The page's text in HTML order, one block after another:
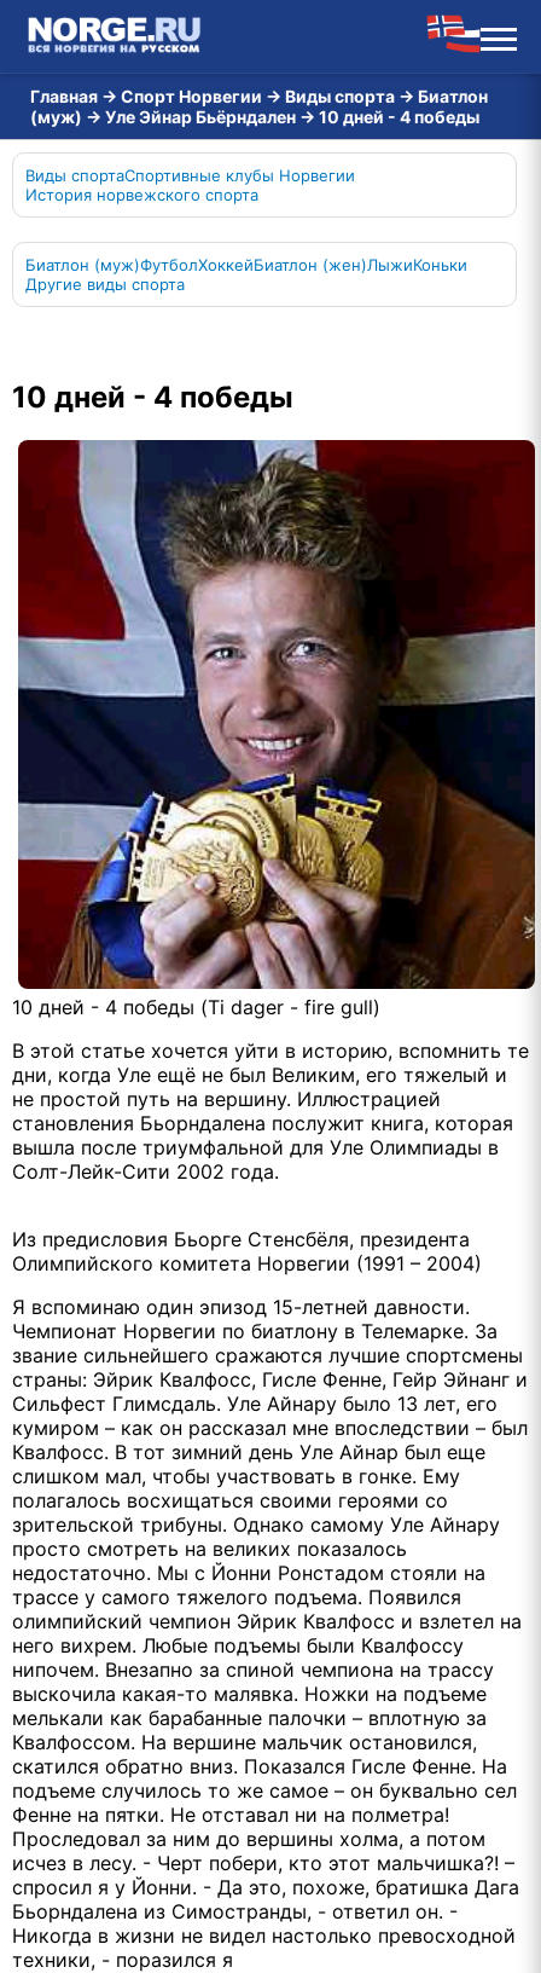
Главная → Спорт Норвегии → Виды спорта → Биатлон
(муж) → Уле Эйнар Бьёрндален → 10 дней - 4 победы
Виды спортаСпортивные клубы Норвегии
История норвежского спорта
Биатлон (муж)ФутболХоккейБиатлон (жен)ЛыжиКоньки
Другие виды спорта
10 дней - 4 победы
10 дней - 4 победы (Ti dager - fire gull)
В этой статье хочется уйти в историю, вспомнить те
дни, когда Уле ещё не был Великим, его тяжелый и
не простой путь на вершину. Иллюстрацией
становления Бьорндалена послужит книга, которая
вышла после триумфальной для Уле Олимпиады в
Солт-Лейк-Сити 2002 года.
Из предисловия Бьорге Стенсбёля, президента
Олимпийского комитета Норвегии (1991 – 2004)
Я вспоминаю один эпизод 15-летней давности.
Чемпионат Норвегии по биатлону в Телемарке. За
звание сильнейшего сражаются лучшие спортсмены
страны: Эйрик Квалфосс, Гисле Фенне, Гейр Эйнанг и
Сильфест Глимсдаль. Уле Айнару было 13 лет, его
кумиром – как он рассказал мне впоследствии – был
Квалфосс. В тот зимний день Уле Айнар был еще
слишком мал, чтобы участвовать в гонке. Ему
полагалось восхищаться своими героями со
зрительской трибуны. Однако самому Уле Айнару
просто смотреть на великих показалось
недостаточно. Мы с Йонни Ронстадом стояли на
трассе у самого тяжелого подъема. Появился
олимпийский чемпион Эйрик Квалфосс и взлетел на
него вихрем. Любые подъемы были Квалфоссу
нипочем. Внезапно за спиной чемпиона на трассу
выскочила какая-то малявка. Ножки на подъеме
мелькали как барабанные палочки – вплотную за
Квалфоссом. На вершине мальчик остановился,
скатился обратно вниз. Показался Гисле Фенне. На
подъеме случилось то же самое – он буквально сел
Фенне на пятки. Не отставал ни на полметра!
Проследовал за ним до вершины холма, а потом
исчез в лесу. - Черт побери, кто этот мальчишка?! –
спросил я у Йонни. - Да это, похоже, братишка Дага
Бьорндалена из Симостранды, - ответил он. -
Никогда в жизни не видел настолько превосходной
техники, - поразился я